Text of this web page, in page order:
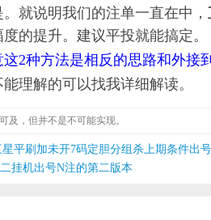
就说明我们的注单一直在中，
的提升。建议平投就能搞定。
这2种方法是相反的思路和外接
理解的可以找我详细解读。
及，但并不是不可能实现。
星平刷加未开7码定胆分组杀上期条件出号
挂机出号N注的第二版本